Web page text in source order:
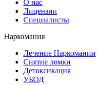
О нас
Лицензии
Специалисты
Наркомания
Лечение Наркомании
Снятие ломки
Детоксикация
УБОД